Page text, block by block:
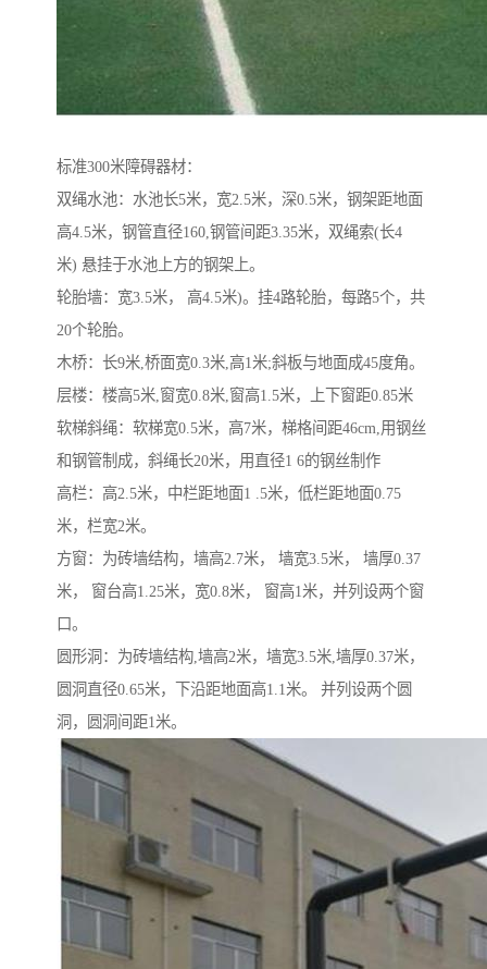
标准300米障碍器材：
双绳水池：水池长5米，宽2.5米，深0.5米，钢架距地面
高4.5米，钢管直径160,钢管间距3.35米，双绳索(长4
米) 悬挂于水池上方的钢架上。
轮胎墙：宽3.5米， 高4.5米)。挂4路轮胎，每路5个，共
20个轮胎。
木桥：长9米,桥面宽0.3米,高1米;斜板与地面成45度角。
层楼：楼高5米,窗宽0.8米,窗高1.5米，上下窗距0.85米
软梯斜绳：软梯宽0.5米，高7米，梯格间距46cm,用钢丝
和钢管制成，斜绳长20米，用直径1 6的钢丝制作
高栏：高2.5米，中栏距地面1 .5米，低栏距地面0.75
米，栏宽2米。
方窗：为砖墙结构，墙高2.7米， 墙宽3.5米， 墙厚0.37
米， 窗台高1.25米，宽0.8米， 窗高1米，并列设两个窗
口。
圆形洞：为砖墙结构,墙高2米，墙宽3.5米,墙厚0.37米，
圆洞直径0.65米，下沿距地面高1.1米。 并列设两个圆
洞，圆洞间距1米。